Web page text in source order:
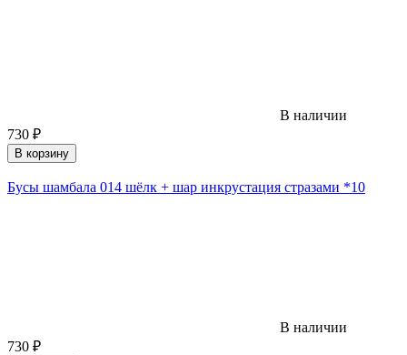
В наличии
730 ₽
В корзину
Бусы шамбала 014 шёлк + шар инкрустация стразами *10
В наличии
730 ₽